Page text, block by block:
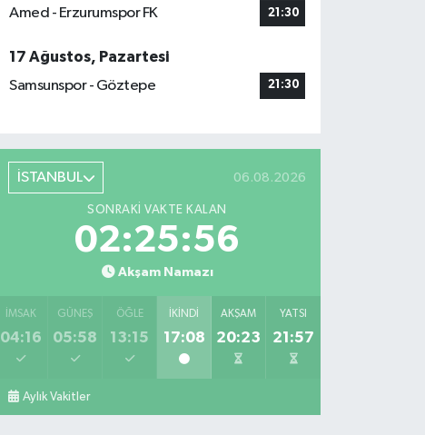
Amed - Erzurumspor FK 21:30
17 Ağustos, Pazartesi
Samsunspor - Göztepe
21:30
İSTANBUL 06.08.2026
SONRAKI VAKTE KALAN
02:25:56
Akşam Namazı
İMSAK
04:16
GÜNEŞ
05:58
ÖĞLE
13:15
İKINDI
17:08
AKŞAM
20:23
YATSI
21:57
Aylık Vakitler